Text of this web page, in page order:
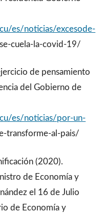
es/noticias/excesode-
cuela-la-covid-19/
de pensamiento
del Gobierno de
es/noticias/por-un-
transforme-al-pais/
(2020).
de Economía y
el 16 de Julio
de Economía y